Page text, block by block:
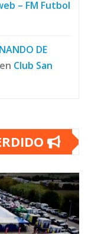
– FM Futbol
DE
en Club San